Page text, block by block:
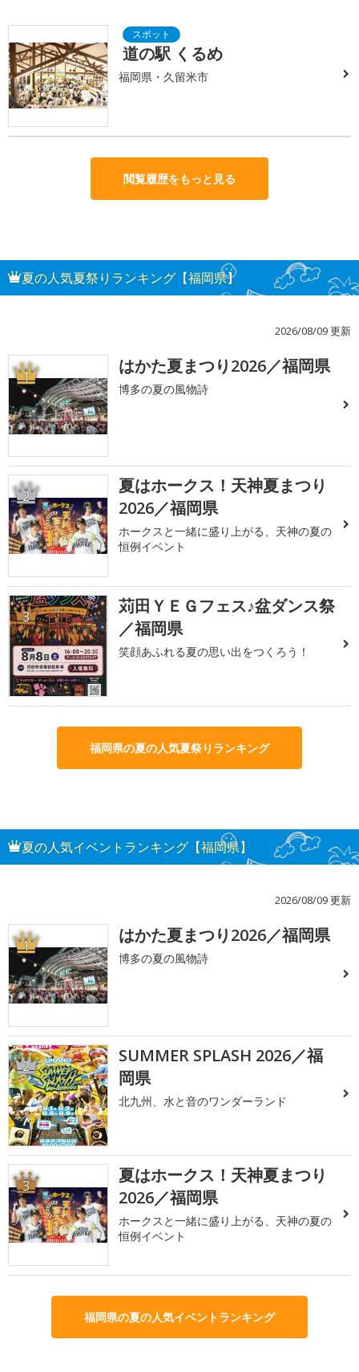
道の駅 くるめ
福岡県・久留米市
閲覧履歴をもっと見る
夏の人気夏祭りランキング【福岡県】
2026/08/09 更新
1 はかた夏まつり2026／福岡県
博多の夏の風物詩
2
夏はホークス！天神夏まつり
2026／福岡県
ホークスと一緒に盛り上がる、天神の夏の
恒例イベント
3
苅田ＹＥＧフェス♪盆ダンス祭
／福岡県
笑顔あふれる夏の思い出をつくろう！
福岡県の夏の人気夏祭りランキング
夏の人気イベントランキング【福岡県】
2026/08/09 更新
1 はかた夏まつり2026／福岡県
博多の夏の風物詩
2
SUMMER SPLASH 2026／福
岡県
北九州、水と音のワンダーランド
3
夏はホークス！天神夏まつり
2026／福岡県
ホークスと一緒に盛り上がる、天神の夏の
恒例イベント
福岡県の夏の人気イベントランキング